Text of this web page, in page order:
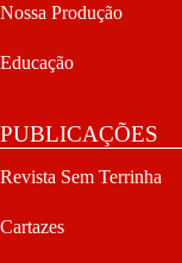
Nossa Produção
Educação
PUBLICAÇÕES
Revista Sem Terrinha
Cartazes